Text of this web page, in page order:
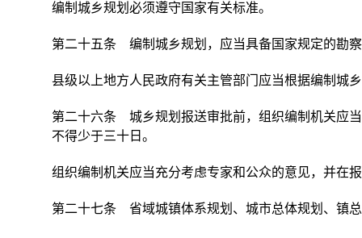
编制城乡规划必须遵守国家有关标准。
第二十五条 编制城乡规划，应当具备国家规定的勘
县级以上地方人民政府有关主管部门应当根据编制城
第二十六条 城乡规划报送审批前，组织编制机关应
不得少于三十日。
组织编制机关应当充分考虑专家和公众的意见，并在
第二十七条 省域城镇体系规划、城市总体规划、镇